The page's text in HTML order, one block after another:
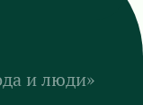
и люди»